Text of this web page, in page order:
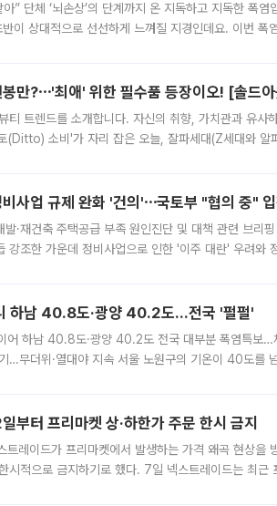
” 단체 ‘뇌손상’의 단계까지 온 지독하고 지독한 폭
이 상대적으로 선선하게 느껴질 지경인데요. 이번 폭
봉만?⋯'최애' 위한 필수품 등장이오! [솔드
티 트렌드를 소개합니다. 자신의 취향, 가치관과 유사
(Ditto) 소비'가 자리 잡은 오늘, 잘파세대(Z세대와 알
비사업 규제 완화 '건의'⋯국토부 "협의 중"
발·재건축 주택공급 부족 원인진단 및 대책 관련 브리
강조한 가운데 정비사업으로 인한 '이주 대란' 우려와
하남 40.8도·광양 40.2도…전국 '펄펄'
어 하남 40.8도·광양 40.2도 전국 대부분 폭염특보…
…무더위·열대야 지속 서울 노원구의 기온이 40도를
부터 프리마켓 상·하한가 주문 한시 금지
트레이드가 프리마켓에서 발생하는 가격 왜곡 현상을
시적으로 금지하기로 했다. 7일 넥스트레이드는 최근